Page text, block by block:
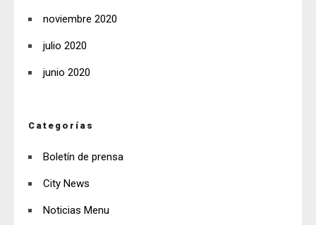
noviembre 2020
julio 2020
junio 2020
Categorías
Boletín de prensa
City News
Noticias Menu